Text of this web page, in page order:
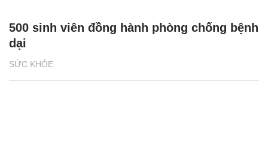
SỨC KHỎE
500 sinh viên đồng hành phòng chống bệnh
dại